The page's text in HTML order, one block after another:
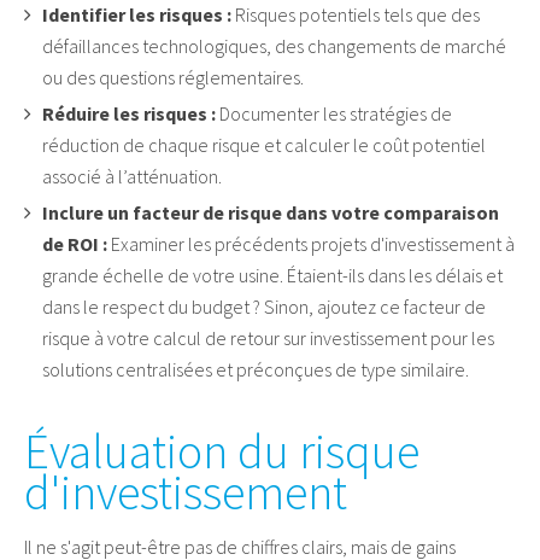
Identifier les risques : Risques potentiels tels que des
défaillances technologiques, des changements de marché
ou des questions réglementaires.
Réduire les risques : Documenter les stratégies de
réduction de chaque risque et calculer le coût potentiel
associé à l’atténuation.
Inclure un facteur de risque dans votre comparaison
de ROI : Examiner les précédents projets d'investissement à
grande échelle de votre usine. Étaient-ils dans les délais et
dans le respect du budget ? Sinon, ajoutez ce facteur de
risque à votre calcul de retour sur investissement pour les
solutions centralisées et préconçues de type similaire.
Évaluation du risque
d'investissement
Il ne s'agit peut-être pas de chiffres clairs, mais de gains